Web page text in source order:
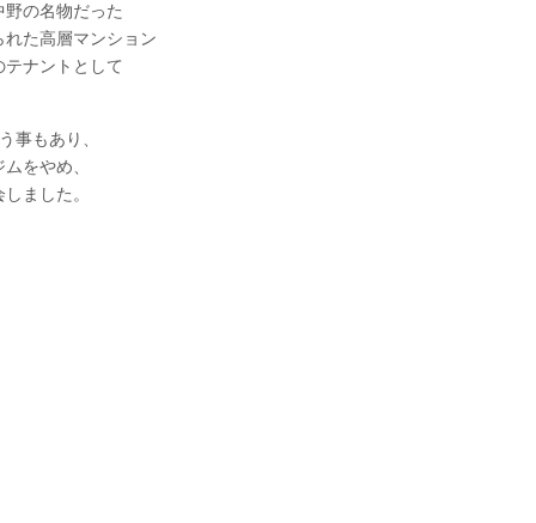
の名物だった
れた高層マンション
ナントとして
事もあり、
をやめ、
ました。